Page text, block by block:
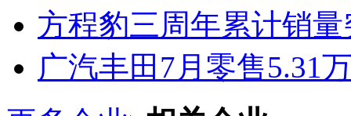
方程豹三周年累计销
广汽丰田7月零售5.31